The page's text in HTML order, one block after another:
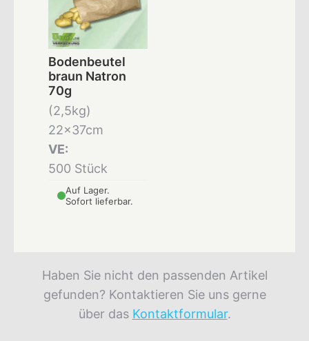
Bodenbeutel
braun Natron
70g
(2,5kg)
22x37cm
VE:
500 Stück
Auf Lager.
Sofort lieferbar.
Haben Sie nicht den passenden Artikel
gefunden? Kontaktieren Sie uns gerne
über das Kontaktformular.